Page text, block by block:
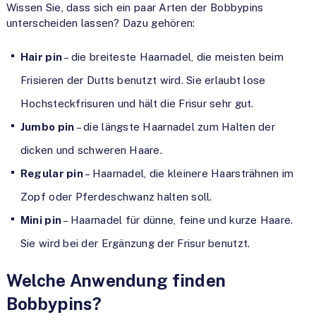
Wissen Sie, dass sich ein paar Arten der Bobbypins
unterscheiden lassen? Dazu gehören:
Hair pin– die breiteste Haarnadel, die meisten beim
Frisieren der Dutts benutzt wird. Sie erlaubt lose
Hochsteckfrisuren und hält die Frisur sehr gut.
Jumbo pin – die längste Haarnadel zum Halten der
dicken und schweren Haare.
Regular pin– Haarnadel, die kleinere Haarsträhnen im
Zopf oder Pferdeschwanz halten soll.
Mini pin– Haarnadel für dünne, feine und kurze Haare.
Sie wird bei der Ergänzung der Frisur benutzt.
Welche Anwendung finden
Bobbypins?